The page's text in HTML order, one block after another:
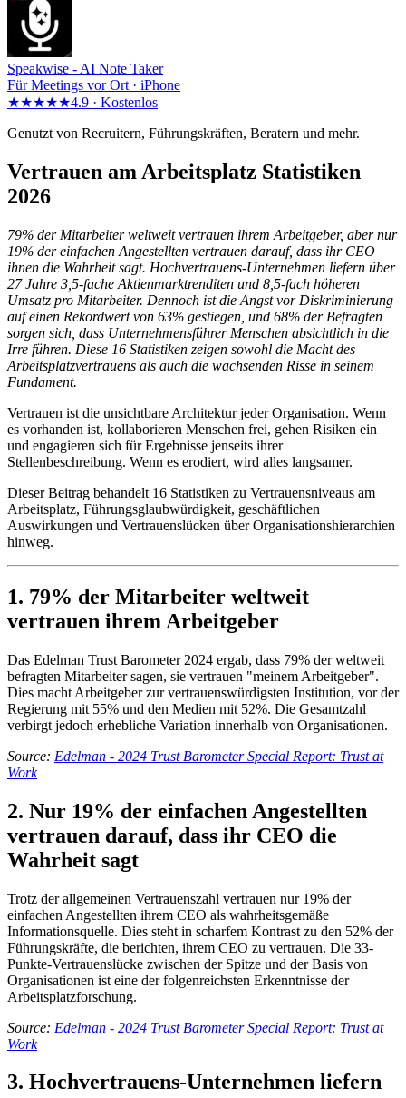
Speakwise - AI Note Taker
Für Meetings vor Ort · iPhone
★★★★★4.9 · Kostenlos
Genutzt von Recruitern, Führungskräften, Beratern und mehr.
Vertrauen am Arbeitsplatz Statistiken
2026
79% der Mitarbeiter weltweit vertrauen ihrem Arbeitgeber, aber nur
19% der einfachen Angestellten vertrauen darauf, dass ihr CEO
ihnen die Wahrheit sagt. Hochvertrauens-Unternehmen liefern über
27 Jahre 3,5-fache Aktienmarktrenditen und 8,5-fach höheren
Umsatz pro Mitarbeiter. Dennoch ist die Angst vor Diskriminierung
auf einen Rekordwert von 63% gestiegen, und 68% der Befragten
sorgen sich, dass Unternehmensführer Menschen absichtlich in die
Irre führen. Diese 16 Statistiken zeigen sowohl die Macht des
Arbeitsplatzvertrauens als auch die wachsenden Risse in seinem
Fundament.
Vertrauen ist die unsichtbare Architektur jeder Organisation. Wenn
es vorhanden ist, kollaborieren Menschen frei, gehen Risiken ein
und engagieren sich für Ergebnisse jenseits ihrer
Stellenbeschreibung. Wenn es erodiert, wird alles langsamer.
Dieser Beitrag behandelt 16 Statistiken zu Vertrauensniveaus am
Arbeitsplatz, Führungsglaubwürdigkeit, geschäftlichen
Auswirkungen und Vertrauenslücken über Organisationshierarchien
hinweg.
1. 79% der Mitarbeiter weltweit
vertrauen ihrem Arbeitgeber
Das Edelman Trust Barometer 2024 ergab, dass 79% der weltweit
befragten Mitarbeiter sagen, sie vertrauen "meinem Arbeitgeber".
Dies macht Arbeitgeber zur vertrauenswürdigsten Institution, vor der
Regierung mit 55% und den Medien mit 52%. Die Gesamtzahl
verbirgt jedoch erhebliche Variation innerhalb von Organisationen.
Source: Edelman - 2024 Trust Barometer Special Report: Trust at
Work
2. Nur 19% der einfachen Angestellten
vertrauen darauf, dass ihr CEO die
Wahrheit sagt
Trotz der allgemeinen Vertrauenszahl vertrauen nur 19% der
einfachen Angestellten ihrem CEO als wahrheitsgemäße
Informationsquelle. Dies steht in scharfem Kontrast zu den 52% der
Führungskräfte, die berichten, ihrem CEO zu vertrauen. Die 33-
Punkte-Vertrauenslücke zwischen der Spitze und der Basis von
Organisationen ist eine der folgenreichsten Erkenntnisse der
Arbeitsplatzforschung.
Source: Edelman - 2024 Trust Barometer Special Report: Trust at
Work
3. Hochvertrauens-Unternehmen liefern